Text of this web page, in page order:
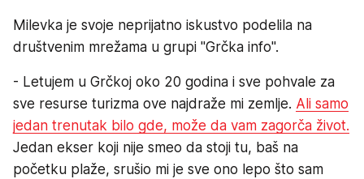
Milevka je svoje neprijatno iskustvo podelila na
društvenim mrežama u grupi "Grčka info".
- Letujem u Grčkoj oko 20 godina i sve pohvale za
sve resurse turizma ove najdraže mi zemlje. Ali samo
jedan trenutak bilo gde, može da vam zagorča život.
Jedan ekser koji nije smeo da stoji tu, baš na
početku plaže, srušio mi je sve ono lepo što sam